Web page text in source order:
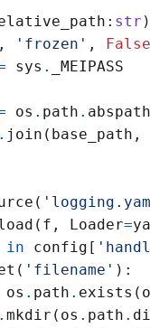
: str )
, ' frozen ' , False
sys .
_MEIPASS
os . path . abspath
. join ( base_path ,
( '
( f , Loader=
in config [ '
( ' filename ' ) :
os . path . exists (
. mkdir ( os . path .